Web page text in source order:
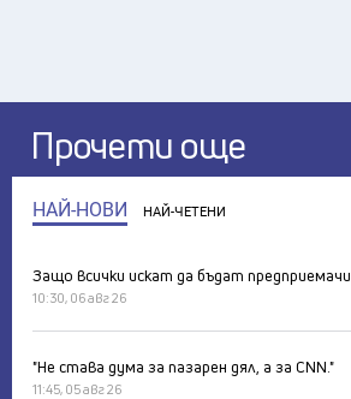
Прочети още
НАЙ-НОВИ НАЙ-ЧЕТЕНИ
Защо всички искат да бъдат предприемачи
10:30, 06 авг 26
"Не става дума за пазарен дял, а за CNN."
11:45, 05 авг 26